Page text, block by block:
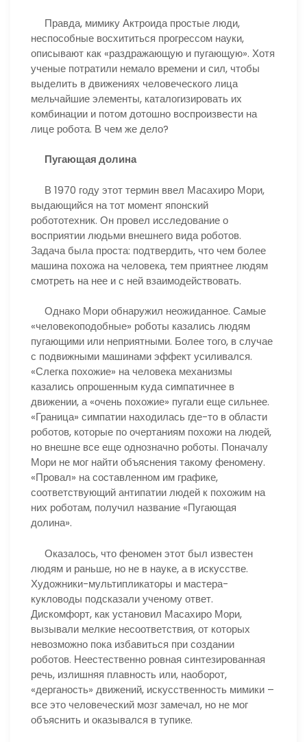
Правда, мимику Актроида простые люди,
неспособные восхититься прогрессом науки,
описывают как «раздражающую и пугающую». Хотя
ученые потратили немало времени и сил, чтобы
выделить в движениях человеческого лица
мельчайшие элементы, каталогизировать их
комбинации и потом дотошно воспроизвести на
лице робота. В чем же дело?
Пугающая долина
В 1970 году этот термин ввел Масахиро Мори,
выдающийся на тот момент японский
робототехник. Он провел исследование о
восприятии людьми внешнего вида роботов.
Задача была проста: подтвердить, что чем более
машина похожа на человека, тем приятнее людям
смотреть на нее и с ней взаимодействовать.
Однако Мори обнаружил неожиданное. Самые
«человекоподобные» роботы казались людям
пугающими или неприятными. Более того, в случае
с подвижными машинами эффект усиливался.
«Слегка похожие» на человека механизмы
казались опрошенным куда симпатичнее в
движении, а «очень похожие» пугали еще сильнее.
«Граница» симпатии находилась где-то в области
роботов, которые по очертаниям похожи на людей,
но внешне все еще однозначно роботы. Поначалу
Мори не мог найти объяснения такому феномену.
«Провал» на составленном им графике,
соответствующий антипатии людей к похожим на
них роботам, получил название «Пугающая
долина».
Оказалось, что феномен этот был известен
людям и раньше, но не в науке, а в искусстве.
Художники-мультипликаторы и мастера-
кукловоды подсказали ученому ответ.
Дискомфорт, как установил Масахиро Мори,
вызывали мелкие несоответствия, от которых
невозможно пока избавиться при создании
роботов. Неестественно ровная синтезированная
речь, излишняя плавность или, наоборот,
«дерганость» движений, искусственность мимики –
все это человеческий мозг замечал, но не мог
объяснить и оказывался в тупике.